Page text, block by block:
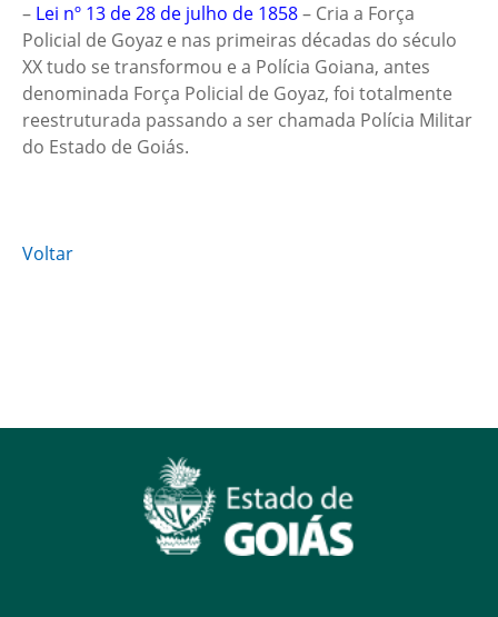
– Lei nº 13 de 28 de julho de 1858– Cria a Força
Policial de Goyaz e nas primeiras décadas do século
XX tudo se transformou e a Polícia Goiana, antes
denominada Força Policial de Goyaz, foi totalmente
reestruturada passando a ser chamada Polícia Militar
do Estado de Goiás.
Voltar